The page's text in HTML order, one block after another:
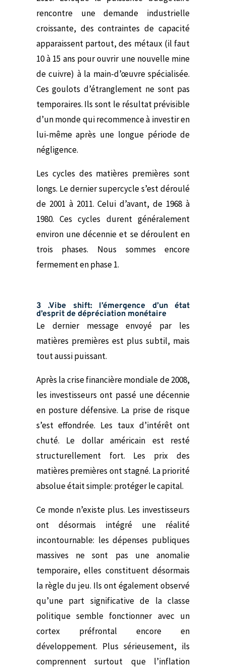
rencontre une demande industrielle
croissante, des contraintes de capacité
apparaissent partout, des métaux (il faut
10 à 15 ans pour ouvrir une nouvelle mine
de cuivre) à la main-d’œuvre spécialisée.
Ces goulots d’étranglement ne sont pas
temporaires. Ils sont le résultat prévisible
d’un monde qui recommence à investir en
lui-même après une longue période de
négligence.
Les cycles des matières premières sont
longs. Le dernier supercycle s’est déroulé
de 2001 à 2011. Celui d’avant, de 1968 à
1980. Ces cycles durent généralement
environ une décennie et se déroulent en
trois phases. Nous sommes encore
fermement en phase 1.
3 .Vibe shift: l’émergence d’un état
d’esprit de dépréciation monétaire
Le dernier message envoyé par les
matières premières est plus subtil, mais
tout aussi puissant.
Après la crise financière mondiale de 2008,
les investisseurs ont passé une décennie
en posture défensive. La prise de risque
s’est effondrée. Les taux d’intérêt ont
chuté. Le dollar américain est resté
structurellement fort. Les prix des
matières premières ont stagné. La priorité
absolue était simple: protéger le capital.
Ce monde n’existe plus. Les investisseurs
ont désormais intégré une réalité
incontournable: les dépenses publiques
massives ne sont pas une anomalie
temporaire, elles constituent désormais
la règle du jeu. Ils ont également observé
qu’une part significative de la classe
politique semble fonctionner avec un
cortex préfrontal encore en
développement. Plus sérieusement, ils
comprennent surtout que l’inflation